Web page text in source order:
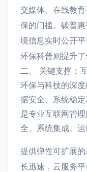
交媒体、在线教
保的门槛。碳普
境信息实时公开
环保科普则提升了
二、 关键支撑：
环保与科技的深
据安全、系统稳
是专业互联网管
全、系统集成、
提供弹性可扩展
长迅速，云服务